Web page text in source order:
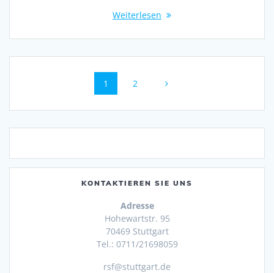
Weiterlesen
Beitragsnavigation
Seite
1 Seite
2
KONTAKTIEREN SIE UNS
Adresse
Hohewartstr. 95
70469 Stuttgart
Tel.: 0711/21698059
rsf@stuttgart.de